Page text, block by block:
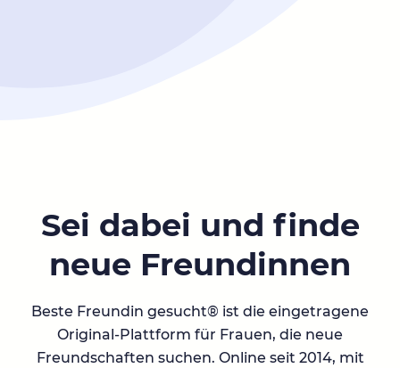
Sei dabei und finde
neue Freundinnen
Beste Freundin gesucht® ist die eingetragene
Original-Plattform für Frauen, die neue
Freundschaften suchen. Online seit 2014, mit